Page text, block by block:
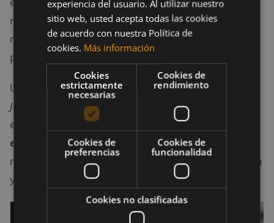
recompensas externas tienden a disminuir la
motivación interior para actividades que inicialmente
parecían interesantes y agradables.
Un estudio realizado publicado porThe International
Journal of Behavioral Nutrition and Physical Activity
encontró que lamotivación interna para el
ejercicio
es un mayor impulso a largo plazo que la
motivación externa (Teixeira, Carraça, Markland, Silva
y Ryan, 2012).
experiencia del usuario. Al utilizar nuestro
sitio web, usted acepta todas las cookies
de acuerdo con nuestra Política de
cookies. Más información
Cookies
estrictamente
necesarias
Cookies de
rendimiento
Cookies de
preferencias
Cookies de
funcionalidad
Cookies no clasificadas